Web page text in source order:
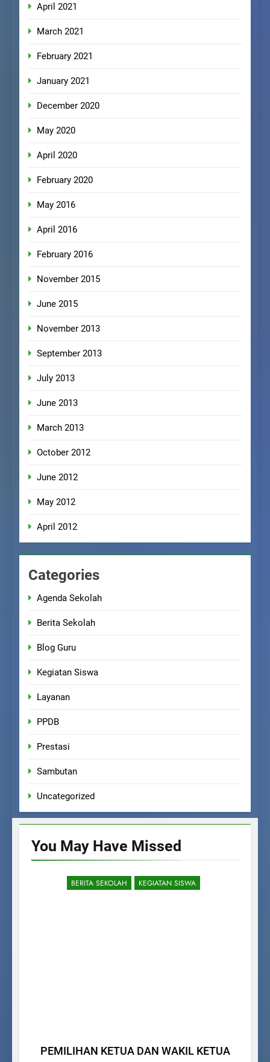
April 2021
March 2021
February 2021
January 2021
December 2020
May 2020
April 2020
February 2020
May 2016
April 2016
February 2016
November 2015
June 2015
November 2013
September 2013
July 2013
June 2013
March 2013
October 2012
June 2012
May 2012
April 2012
Categories
Agenda Sekolah
Berita Sekolah
Blog Guru
Kegiatan Siswa
Layanan
PPDB
Prestasi
Sambutan
Uncategorized
You May Have Missed
BERITA SEKOLAH KEGIATAN SISWA
PEMILIHAN KETUA DAN WAKIL KETUA